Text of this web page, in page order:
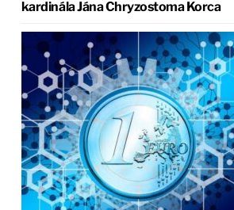
kardinála Jána Chryzostoma Korca